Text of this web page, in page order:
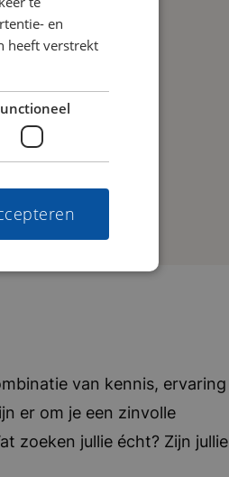
van kennis, ervaring
er om je een zinvolle
zoeken jullie écht? Zijn jullie
en
heeft verstrekt